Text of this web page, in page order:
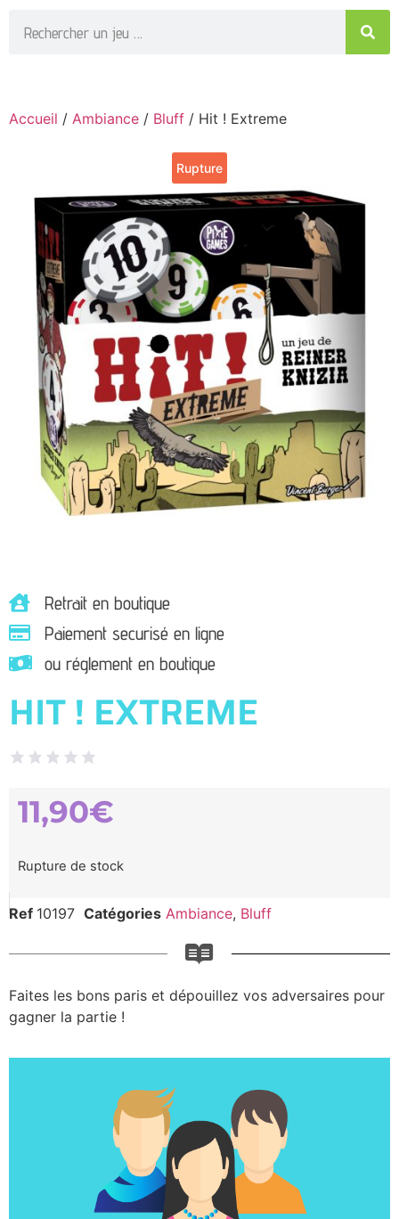
Accueil / Ambiance / Bluff / Hit ! Extreme
Rupture
Retrait en boutique
Paiement securisé en ligne
ou réglement en boutique
HIT ! EXTREME
11,90€
Rupture de stock
Ref 10197 Catégories Ambiance, Bluff
Faites les bons paris et dépouillez vos adversaires pour
gagner la partie !